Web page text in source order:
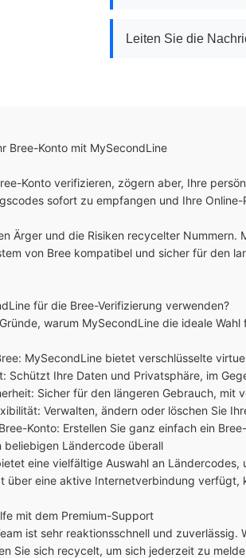
Leiten Sie die
Bree-Konto mit MySecondLine
Konto verifizieren, zögern aber, Ihre
sofort zu empfangen und Ihre
Ärger und die Risiken recycelter
von Bree kompatibel und sicher für den
für die Bree-Verifizierung verwenden?
warum MySecondLine die ideale
MySecondLine bietet verschlüsselte
Schützt Ihre Daten und Privatsphäre, im
Sicher für den längeren Gebrauch, mit
Verwalten, ändern oder löschen Sie
Konto: Erstellen Sie ganz einfach ein
beliebigen Ländercode überall
eine vielfältige Auswahl an
über eine aktive Internetverbindung
mit dem Premium-Support
ist sehr reaktionsschnell und
Sie sich recycelt, um sich jederzeit zu